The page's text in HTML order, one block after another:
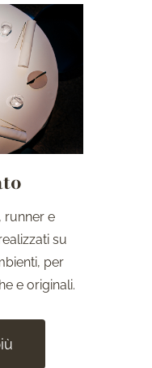
runner e
su
per
e originali.